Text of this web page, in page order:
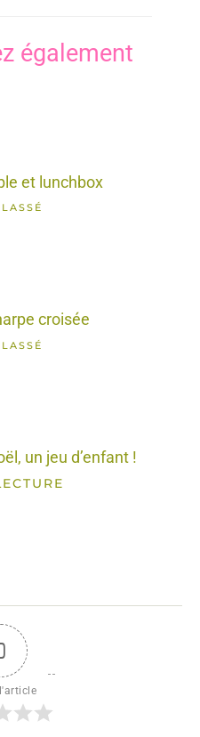
également
et lunchbox
croisée
un jeu d’enfant !